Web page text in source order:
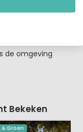
de buurt kun je
de omgeving
Bekeken
& Groen